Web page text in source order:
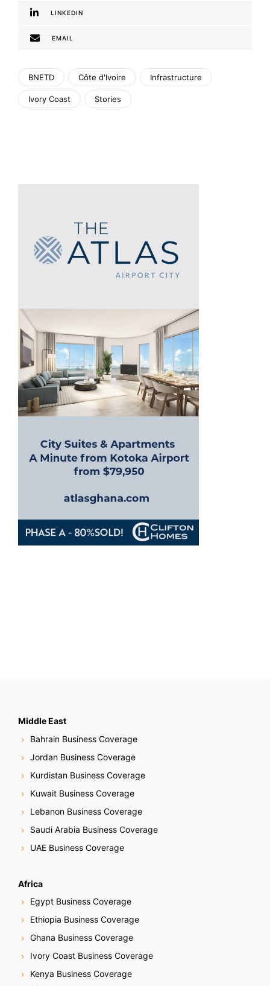
LINKEDIN
EMAIL
BNETD Côte d'Ivoire Infrastructure
Ivory Coast Stories
Middle East
Bahrain Business Coverage
Jordan Business Coverage
Kurdistan Business Coverage
Kuwait Business Coverage
Lebanon Business Coverage
Saudi Arabia Business Coverage
UAE Business Coverage
Africa
Egypt Business Coverage
Ethiopia Business Coverage
Ghana Business Coverage
Ivory Coast Business Coverage
Kenya Business Coverage